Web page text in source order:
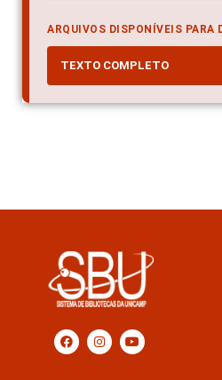
ARQUIVOS DISPONÍVEIS PARA
TEXTO COMPLETO